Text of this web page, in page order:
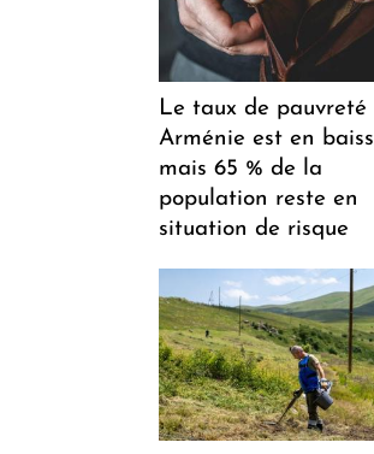
Le taux de pauvreté
Arménie est en
mais 65 % de la
population reste en
situation de risque